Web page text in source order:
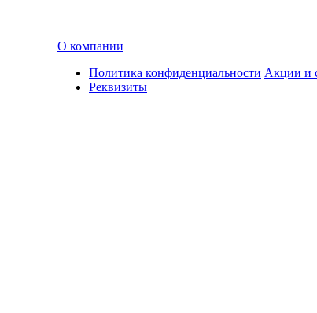
О компании
Политика конфиденциальности
Реквизиты
Акции и